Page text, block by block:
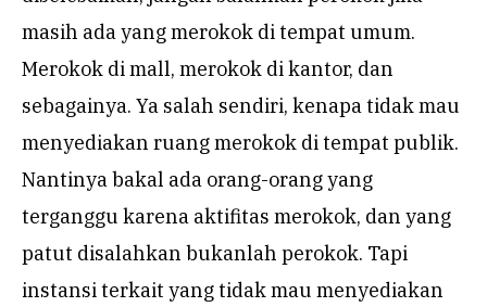
masih ada yang merokok di tempat umum.
Merokok di mall, merokok di kantor, dan
sebagainya. Ya salah sendiri, kenapa tidak mau
menyediakan ruang merokok di tempat publik.
Nantinya bakal ada orang-orang yang
terganggu karena aktifitas merokok, dan yang
patut disalahkan bukanlah perokok. Tapi
instansi terkait yang tidak mau menyediakan